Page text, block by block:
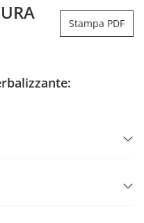
Stampa PDF